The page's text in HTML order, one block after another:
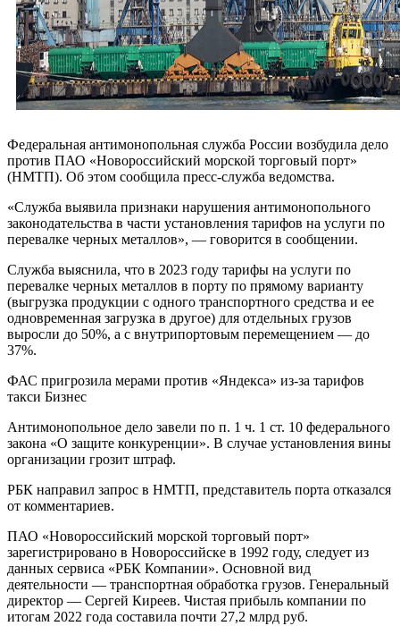
Федеральная антимонопольная служба России возбудила дело
против ПАО «Новороссийский морской торговый порт»
(НМТП). Об этом сообщила пресс-служба ведомства.
«Служба выявила признаки нарушения антимонопольного
законодательства в части установления тарифов на услуги по
перевалке черных металлов», — говорится в сообщении.
Служба выяснила, что в 2023 году тарифы на услуги по
перевалке черных металлов в порту по прямому варианту
(выгрузка продукции с одного транспортного средства и ее
одновременная загрузка в другое) для отдельных грузов
выросли до 50%, а с внутрипортовым перемещением — до
37%.
ФАС пригрозила мерами против «Яндекса» из-за тарифов
такси Бизнес
Антимонопольное дело завели по п. 1 ч. 1 ст. 10 федерального
закона «О защите конкуренции». В случае установления вины
организации грозит штраф.
РБК направил запрос в НМТП, представитель порта отказался
от комментариев.
ПАО «Новороссийский морской торговый порт»
зарегистрировано в Новороссийске в 1992 году, следует из
данных сервиса «РБК Компании». Основной вид
деятельности — транспортная обработка грузов. Генеральный
директор — Сергей Киреев. Чистая прибыль компании по
итогам 2022 года составила почти 27,2 млрд руб.